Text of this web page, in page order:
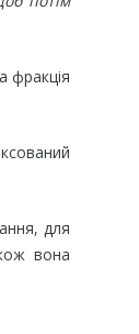
фракція
для
вона